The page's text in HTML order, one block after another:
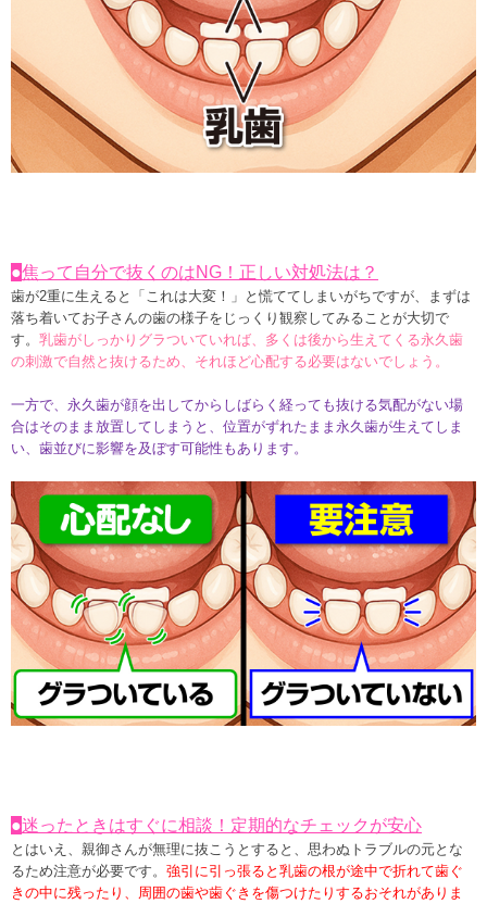
●焦って自分で抜くのはNG！正しい対処法は？
歯が2重に生えると 「これは大変！」 と慌ててしまいがちですが、まずは
落ち着いてお子さんの歯の様子をじっくり観察してみることが大切で
す。 乳歯がしっかりグラついていれば、多くは後から生えてくる永久歯
の刺激で自然と抜けるため、それほど心配する必要はないでしょう。
一方で、永久歯が顔を出してからしばらく経っても抜ける気配がない場
合はそのまま放置してしまうと、位置がずれたまま永久歯が生えてしま
い、歯並びに影響を及ぼす可能性もあります。
●迷ったときはすぐに相談！定期的なチェックが安心
とはいえ、親御さんが無理に抜こうとすると、思わぬトラブルの元とな
るため注意が必要です。 強引に引っ張ると乳歯の根が途中で折れて歯ぐ
きの中に残ったり、周囲の歯や歯ぐきを傷つけたりするおそれがありま